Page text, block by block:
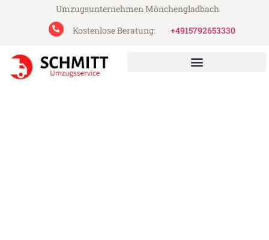
Umzugsunternehmen Mönchengladbach
Kostenlose Beratung:
+4915792653330